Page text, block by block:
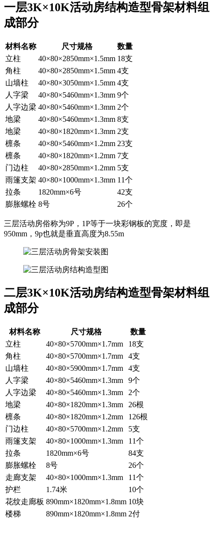
一层3K×10K活动房结构造型骨架材料组
成部分
材料名称 尺寸规格
数量
立柱
40×80×2850mm×1.5mm 18支
角柱
40×80×2850mm×1.5mm 4支
山墙柱
40×80×3050mm×1.5mm 4支
人字梁
40×80×5460mm×1.3mm 9个
人字边梁 40×80×5460mm×1.3mm 2个
地梁
40×80×5460mm×1.3mm 8支
地梁
40×80×1820mm×1.3mm 2支
檩条
40×80×5460mm×1.2mm 23支
檩条
40×80×1820mm×1.2mm 7支
门边柱
40×80×2850mm×1.2mm 5支
雨篷支架 40×80×1000mm×1.3mm 11个
拉条
1820mm×6号
42支
膨胀螺栓 8号 26个
三层活动房俗称为9P，1P等于一块彩钢板的宽度，即是
950mm，9p也就是垂直高度为8.55m
二层3K×10K活动房结构造型骨架材料组
成部分
材料名称 尺寸规格
数量
立柱
40×80×5700mm×1.7mm
18支
角柱
40×80×5700mm×1.7mm
4支
山墙柱
40×80×5900mm×1.7mm
4支
人字梁
40×80×5460mm×1.3mm
9个
人字边梁
40×80×5460mm×1.3mm
2个
地梁
40×80×1820mm×1.3mm
26根
檩条
40×80×1820mm×1.2mm
126根
门边柱
40×80×5700mm×1.2mm
5支
雨篷支架
40×80×1000mm×1.3mm
11个
拉条
1820mm×6号
84支
膨胀螺栓
8号
26个
走廊支架
40×80×1000mm×1.3mm
11个
护栏
1.74米
10个
花纹走廊板 890mm×1820mm×1.8mm 10块
楼梯
890mm×1820mm×1.8mm 2付